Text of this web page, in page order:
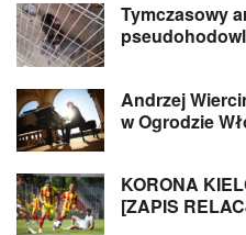
Tymczasowy
Andrzej
w Ogrodzie
KORONA
[ZAPIS